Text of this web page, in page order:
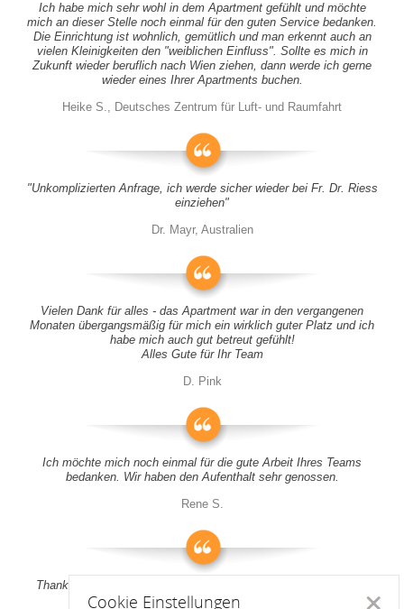
Ich habe mich sehr wohl in dem Apartment gefühlt und möchte
mich an dieser Stelle noch einmal für den guten Service bedanken.
Die Einrichtung ist wohnlich, gemütlich und man erkennt auch an
vielen Kleinigkeiten den "weiblichen Einfluss". Sollte es mich in
Zukunft wieder beruflich nach Wien ziehen, dann werde ich gerne
wieder eines Ihrer Apartments buchen.
Heike S., Deutsches Zentrum für Luft- und Raumfahrt
"Unkomplizierten Anfrage, ich werde sicher wieder bei Fr. Dr. Riess
einziehen"
Dr. Mayr, Australien
Vielen Dank für alles - das Apartment war in den vergangenen
Monaten übergangsmäßig für mich ein wirklich guter Platz und ich
habe mich auch gut betreut gefühlt!
Alles Gute für Ihr Team
D. Pink
Ich möchte mich noch einmal für die gute Arbeit Ihres Teams
bedanken. Wir haben den Aufenthalt sehr genossen.
Rene S.
Thank you all for your support! It was a pleasure to stay at your
apartment
Cookie Einstellungen